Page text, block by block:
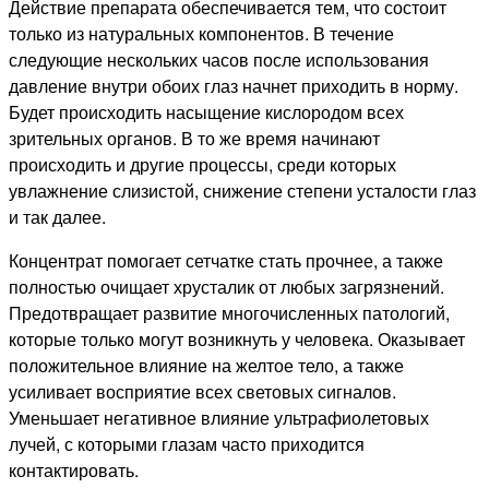
Действие препарата обеспечивается тем, что состоит
только из натуральных компонентов. В течение
следующие нескольких часов после использования
давление внутри обоих глаз начнет приходить в норму.
Будет происходить насыщение кислородом всех
зрительных органов. В то же время начинают
происходить и другие процессы, среди которых
увлажнение слизистой, снижение степени усталости глаз
и так далее.
Концентрат помогает сетчатке стать прочнее, а также
полностью очищает хрусталик от любых загрязнений.
Предотвращает развитие многочисленных патологий,
которые только могут возникнуть у человека. Оказывает
положительное влияние на желтое тело, а также
усиливает восприятие всех световых сигналов.
Уменьшает негативное влияние ультрафиолетовых
лучей, с которыми глазам часто приходится
контактировать.